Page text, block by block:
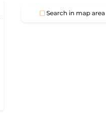
Search in map area